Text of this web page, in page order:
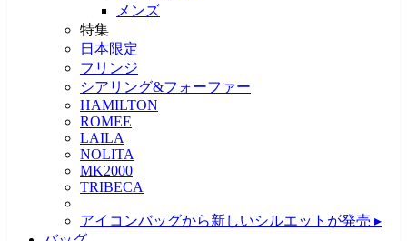
メンズ
特集
日本限定
フリンジ
シアリング&フォーファー
HAMILTON
ROMEE
LAILA
NOLITA
MK2000
TRIBECA
アイコンバッグから新しいシルエットが発売 ▸